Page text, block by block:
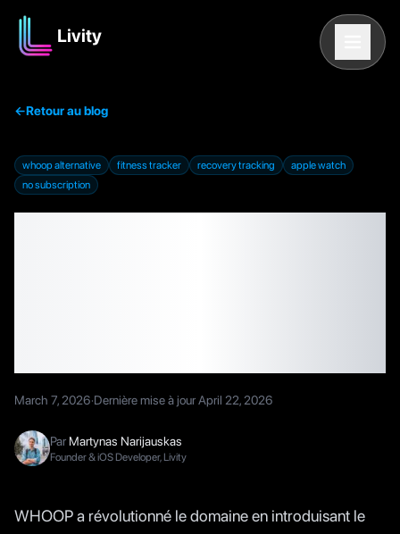
Livity
←Retour au blog
whoop alternative fitness tracker recovery tracking
apple watch
no subscription
March 7, 2026·Dernière mise à jourApril 22, 2026
Par Martynas Narijauskas
Founder & iOS Developer, Livity
WHOOP a révolutionné le domaine en introduisant le